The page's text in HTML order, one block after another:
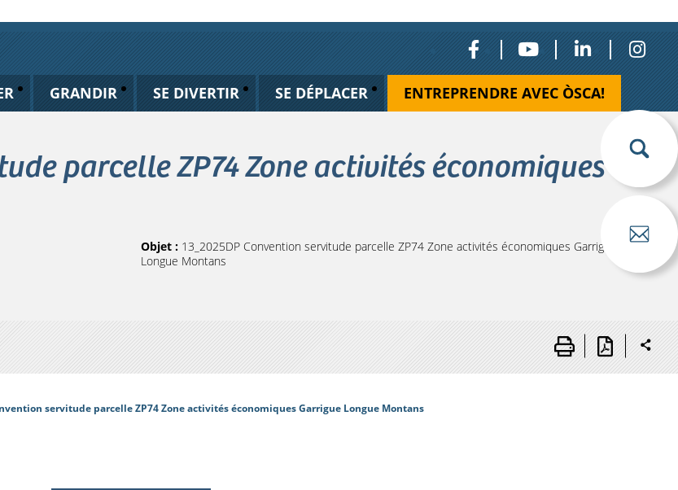
GRANDIR SE DIVERTIR SE DÉPLACER ENTREPRENDRE AVEC ÒSCA!
parcelle ZP74 Zone activités économiques
Objet : 13_2025DP Convention servitude parcelle ZP74 Zone activités économiques Garrigue
Longue Montans
servitude parcelle ZP74 Zone activités économiques Garrigue Longue Montans